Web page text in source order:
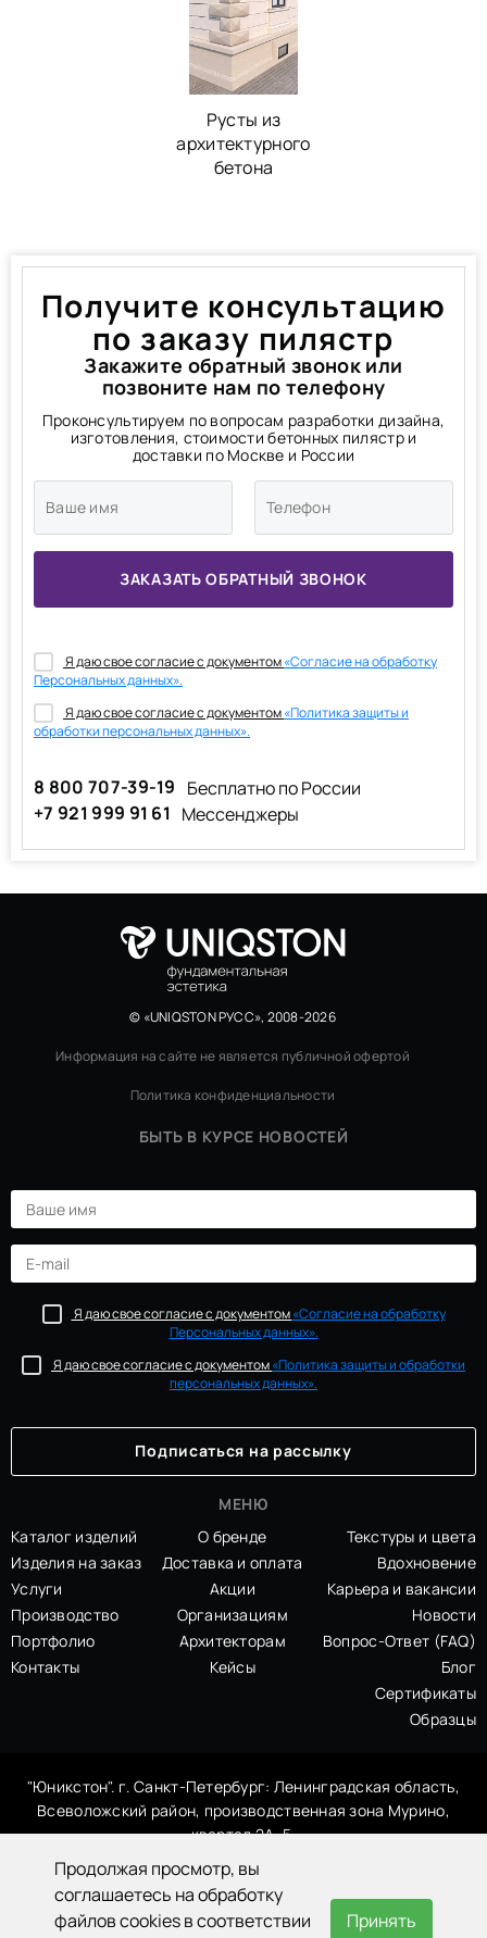
Русты из
архитектурного
бетона
Получите консультацию
по заказу пилястр
Закажите обратный звонок или
позвоните нам по телефону
Проконсультируем по вопросам разработки дизайна,
изготовления, стоимости бетонных пилястр и
доставки по Москве и России
Я даю свое согласие с документом«Согласие на обработку
Персональных данных».
Я даю свое согласие с документом«Политика защиты и
обработки персональных данных».
8 800 707-39-19 Бесплатно по России
+7 921 999 91 61 Мессенджеры
© «UNIQSTON РУСС», 2008-2026
Информация на сайте не является публичной офертой
Политика конфиденциальности
МЕНЮ
Каталог изделий
Изделия на заказ
Услуги
Производство
Портфолио
Контакты
О бренде
Доставка и оплата
Акции
Организациям
Архитекторам
Кейсы
Текстуры и цвета
Вдохновение
Карьера и вакансии
Новости
Вопрос-Ответ (FAQ)
Блог
Сертификаты
Образцы
БЫТЬ В КУРСЕ НОВОСТЕЙ
Я даю свое согласие с документом«Согласие на обработку
Персональных данных».
Я даю свое согласие с документом«Политика защиты и обработки
персональных данных».
"Юникстон". г. Санкт-Петербург: Ленинградская область,
Всеволожский район, производственная зона Мурино,
квартал 2А, 5.
8 800 707-39-19
Бесплатно по России
Заказать расчет
Продолжая просмотр, вы
соглашаетесь на обработку
файлов cookies в соответствии
Принять